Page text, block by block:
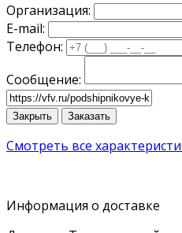
Организация:
E-mail:
Телефон:
Сообщение:
Закрыть Заказать
Смотреть все
Информация о доставке